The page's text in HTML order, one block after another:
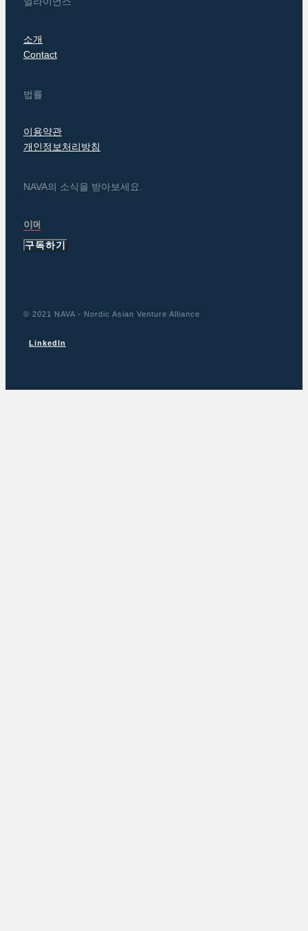
소개
Contact
법률
이용약관
개인정보처리방침
NAVA의 소식을 받아보세요.
구독하기
© 2021 NAVA - Nordic Asian Venture Alliance
LinkedIn